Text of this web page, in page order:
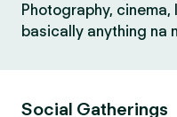
Photography,
basically anything na
Social Gatherings